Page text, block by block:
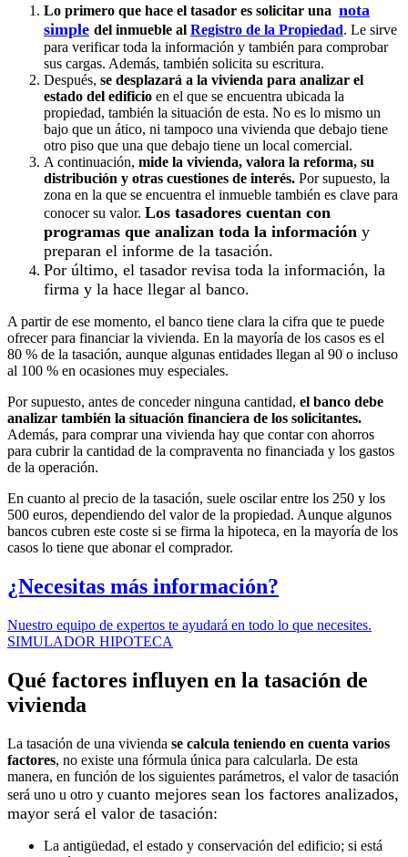
Lo primero que hace el tasador es solicitar una nota
simple del inmueble al Registro de la Propiedad. Le sirve
para verificar toda la información y también para comprobar
sus cargas. Además, también solicita su escritura.
Después, se desplazará a la vivienda para analizar el
estado del edificio en el que se encuentra ubicada la
propiedad, también la situación de esta. No es lo mismo un
bajo que un ático, ni tampoco una vivienda que debajo tiene
otro piso que una que debajo tiene un local comercial.
A continuación, mide la vivienda, valora la reforma, su
distribución y otras cuestiones de interés. Por supuesto, la
zona en la que se encuentra el inmueble también es clave para
conocer su valor. Los tasadores cuentan con
programas que analizan toda la información y
preparan el informe de la tasación.
Por último, el tasador revisa toda la información, la
firma y la hace llegar al banco.
A partir de ese momento, el banco tiene clara la cifra que te puede
ofrecer para financiar la vivienda. En la mayoría de los casos es el
80 % de la tasación, aunque algunas entidades llegan al 90 o incluso
al 100 % en ocasiones muy especiales.
Por supuesto, antes de conceder ninguna cantidad, el banco debe
analizar también la situación financiera de los solicitantes.
Además, para comprar una vivienda hay que contar con ahorros
para cubrir la cantidad de la compraventa no financiada y los gastos
de la operación.
En cuanto al precio de la tasación, suele oscilar entre los 250 y los
500 euros, dependiendo del valor de la propiedad. Aunque algunos
bancos cubren este coste si se firma la hipoteca, en la mayoría de los
casos lo tiene que abonar el comprador.
¿Necesitas más información?
Nuestro equipo de expertos te ayudará en todo lo que necesites.
SIMULADOR HIPOTECA
Qué factores influyen en la tasación de
vivienda
La tasación de una vivienda se calcula teniendo en cuenta varios
factores, no existe una fórmula única para calcularla. De esta
manera, en función de los siguientes parámetros, el valor de tasación
será uno u otro y cuanto mejores sean los factores analizados,
mayor será el valor de tasación:
La antigüedad, el estado y conservación del edificio; si está